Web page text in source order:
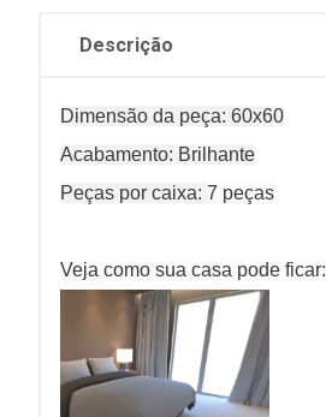
Descrição
Dimensão da peça: 60x60
Acabamento: Brilhante
Peças por caixa: 7 peças
Veja como sua casa pode ficar: